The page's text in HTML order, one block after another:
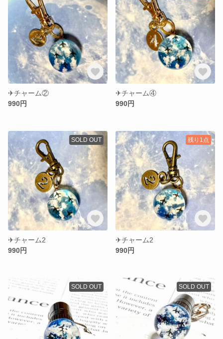
✈︎チャーム②
990円
✈︎チャーム④
990円
SOLD OUT
✈︎チャーム2
990円
残り1点
✈︎チャーム2
990円
SOLD OUT SOLD OUT